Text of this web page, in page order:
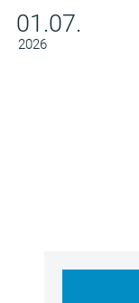
01.07.
2026